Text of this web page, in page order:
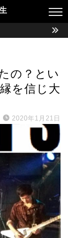
の？とい
を信じ大
2020年1月21日